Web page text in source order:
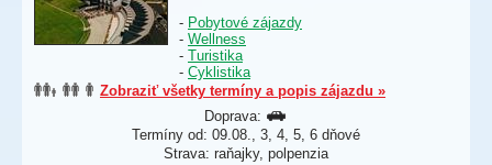
- Pobytové zájazdy
- Wellness
- Turistika
- Cyklistika
Zobraziť všetky termíny a popis zájazdu »
Doprava:
Termíny od: 09.08., 3, 4, 5, 6 dňové
Strava: raňajky, polpenzia